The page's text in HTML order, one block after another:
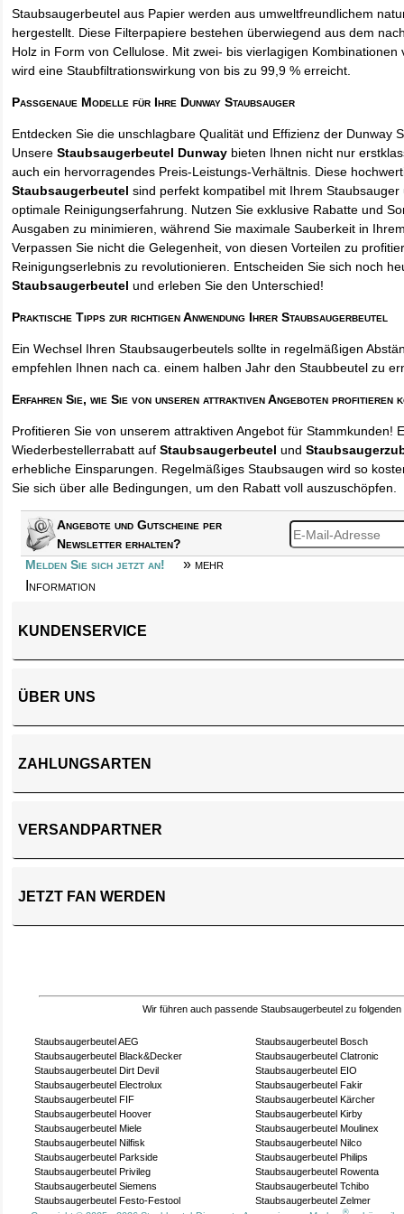
Staubsaugerbeutel aus Papier werden aus umweltfreundlichem
hergestellt. Diese Filterpapiere bestehen überwiegend aus dem
Holz in Form von Cellulose. Mit zwei- bis vierlagigen Kombinationen
wird eine Staubfiltrationswirkung von bis zu 99,9 % erreicht.
Passgenaue Modelle für Ihre Dunway Staubsauger
Entdecken Sie die unschlagbare Qualität und Effizienz der Dunway
UnsereStaubsaugerbeutel Dunway bieten Ihnen nicht nur
auch ein hervorragendes Preis-Leistungs-Verhältnis. Diese
Staubsaugerbeutel sind perfekt kompatibel mit Ihrem
optimale Reinigungserfahrung. Nutzen Sie exklusive Rabatte und
Ausgaben zu minimieren, während Sie maximale Sauberkeit in
Verpassen Sie nicht die Gelegenheit, von diesen Vorteilen zu
Reinigungserlebnis zu revolutionieren. Entscheiden Sie sich noch
Staubsaugerbeutel und erleben Sie den Unterschied!
Praktische Tipps zur richtigen Anwendung Ihrer Staubsaugerbeutel
Ein Wechsel Ihren Staubsaugerbeutels sollte in regelmäßigen
empfehlen Ihnen nach ca. einem halben Jahr den Staubbeutel zu
Erfahren Sie, wie Sie von unseren attraktiven Angeboten profitieren
Profitieren Sie von unserem attraktiven Angebot für Stammkunden!
Wiederbestellerrabatt aufStaubsaugerbeutel und
erhebliche Einsparungen. Regelmäßiges Staubsaugen wird so
Sie sich über alle Bedingungen, um den Rabatt voll auszuschöpfen.
Angebote und Gutscheine per
Newsletter erhalten?
Melden Sie sich jetzt an!
» mehr
Information
KUNDENSERVICE
ÜBER UNS
ZAHLUNGSARTEN
VERSANDPARTNER
JETZT FAN WERDEN
Wir führen auch passende Staubsaugerbeutel zu folgenden
Staubsaugerbeutel AEG
Staubsaugerbeutel Bosch
Staubsaugerbeutel Black&Decker
Staubsaugerbeutel Clatronic
Staubsaugerbeutel Dirt Devil
Staubsaugerbeutel EIO
Staubsaugerbeutel Electrolux
Staubsaugerbeutel Fakir
Staubsaugerbeutel FIF
Staubsaugerbeutel Kärcher
Staubsaugerbeutel Hoover
Staubsaugerbeutel Kirby
Staubsaugerbeutel Miele
Staubsaugerbeutel Moulinex
Staubsaugerbeutel Nilfisk
Staubsaugerbeutel Nilco
Staubsaugerbeutel Parkside
Staubsaugerbeutel Philips
Staubsaugerbeutel Privileg
Staubsaugerbeutel Rowenta
Staubsaugerbeutel Siemens
Staubsaugerbeutel Tchibo
Staubsaugerbeutel Festo-Festool
Staubsaugerbeutel Zelmer
®